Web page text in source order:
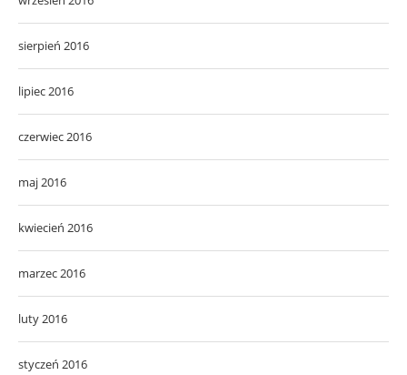
czerwiec 2016
maj 2016
kwiecień 2016
marzec 2016
luty 2016
styczeń 2016
grudzień 2015
listopad 2015